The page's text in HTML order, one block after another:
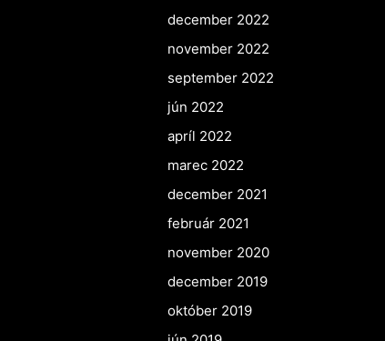
december 2022
november 2022
september 2022
jún 2022
apríl 2022
marec 2022
december 2021
február 2021
november 2020
december 2019
október 2019